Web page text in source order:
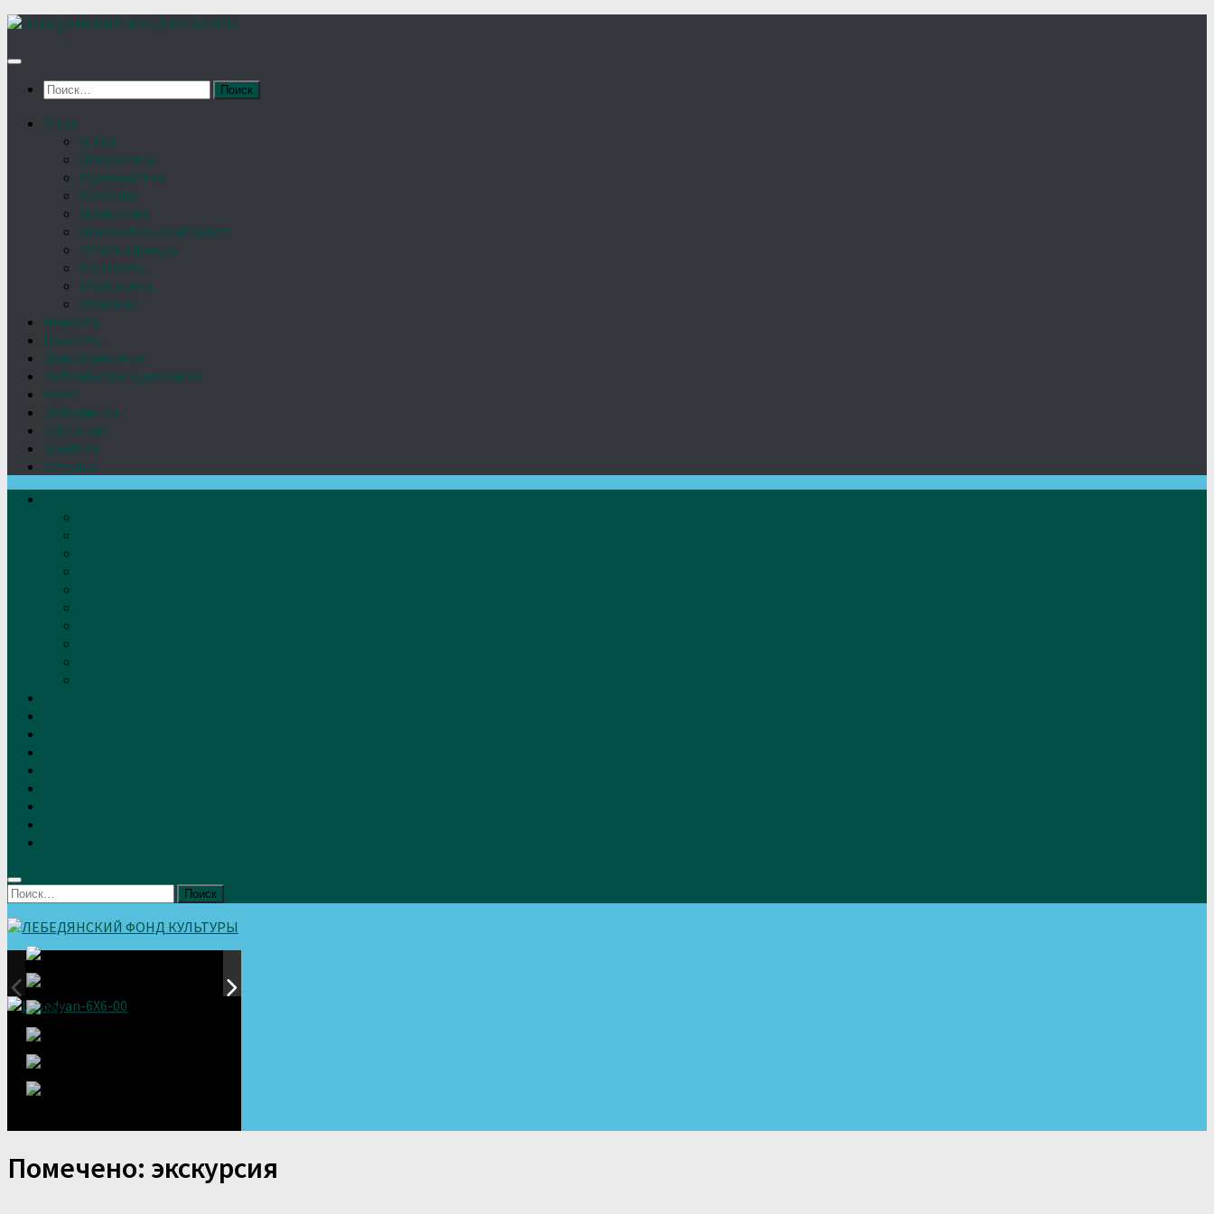
Найти:
О нас
Устав
Документы
Руководство
Команда
Правление
Попечительский совет
Отчёты фонда
Контакты
Реквизиты
Решение
Новости
Проекты
Дом Игумновых
Лебедянские художники
Фото
Лебедянцы
СМИ о нас
Земляки
Отзывы
Найти:
Помечено: экскурсия